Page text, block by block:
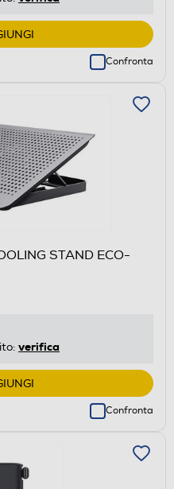
Confronta
STAND ECO-
verifica
Confronta